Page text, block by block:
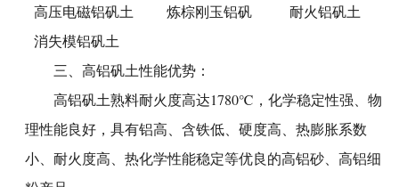
高压电磁铝矾土
炼棕刚玉铝矾
耐火铝矾土
消失模铝矾土
三、高铝矾土性能优势 ：
高铝矾土熟料耐火度高达1780℃，化学稳定性强、物
理性能良好，具有铝高、含铁低、硬度高、热膨胀系数
小、耐火度高、热化学性能稳定等优良的高铝砂、高铝细